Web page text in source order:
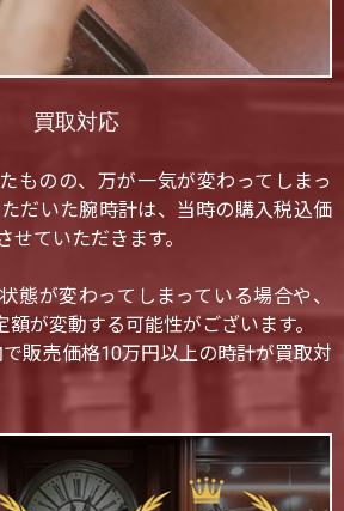
買取対応
ものの、万が一気が変わってしまっ
だいた腕時計は、当時の購入税込価
ていただきます。
態が変わってしまっている場合や、
が変動する可能性がございます。
販売価格10万円以上の時計が買取対